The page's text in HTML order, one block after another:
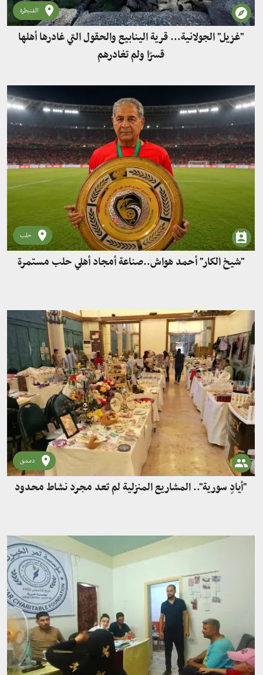
القنيطرة
"غزيل" الجولانية... قرية الينابيع والحقول التي غادرها أهلها
قسرًا ولم تغادرهم
حلب
"شيخ الكار" أحمد هواش..صناعة أمجاد أهلي حلب مستمرة
دمشق
"أيادٍ سورية".. المشاريع المنزلية لم تعد مجرد نشاط محدود